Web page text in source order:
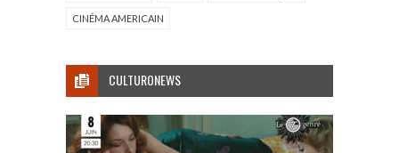
CINÉMA AMERICAIN
CULTURONEWS